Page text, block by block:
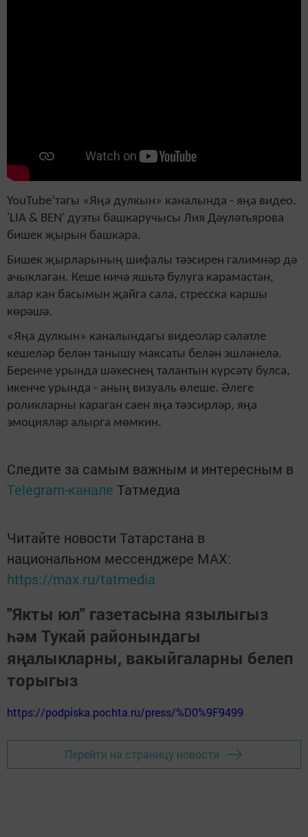
YouTube’тагы «Яңа дулкын» каналында - яңа видео.
'LIA & BEN' дуэты башкаручысы Лия Дәүләтьярова
бишек җырын башкара.
Бишек җырларының шифалы тәэсирен галимнәр дә
ачыклаган. Кеше ничә яшьтә булуга карамастан,
алар кан басымын җайга сала, стресска каршы
көрәшә.
«Яңа дулкын» каналындагы видеолар сәләтле
кешеләр белән танышу максаты белән эшләнелә.
Беренче урында шәхеснең талантын күрсәтү булса,
икенче урында - аның визуаль өлеше. Әлеге
роликларны караган саен яңа тәэсирләр, яңа
эмоцияләр алырга мөмкин.
Следите за самым важным и интересным в
Telegram-канале Татмедиа
Читайте новости Татарстана в
национальном мессенджере MАХ:
https://max.ru/tatmedia
"Якты юл" газетасына язылыгыз
һәм Тукай районындагы
яңалыкларны, вакыйгаларны белеп
торыгыз
https://podpiska.pochta.ru/press/%D0%9F9499
Перейти на страницу новости